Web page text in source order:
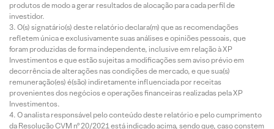
produtos de modo a gerar resultados de alocação para cada perfil de
investidor.
O(s) signatário(s) deste relatório declara(m) que as recomendações
refletem única e exclusivamente suas análises e opiniões pessoais, que
foram produzidas de forma independente, inclusive em relação à XP
Investimentos e que estão sujeitas a modificações sem aviso prévio em
decorrência de alterações nas condições de mercado, e que sua(s)
remuneração(es) é(são) indiretamente influenciada por receitas
provenientes dos negócios e operações financeiras realizadas pela XP
Investimentos.
O analista responsável pelo conteúdo deste relatório e pelo cumprimento
da Resolução CVM nº 20/2021 está indicado acima, sendo que, caso constem